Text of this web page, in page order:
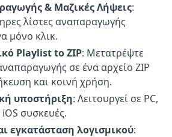
& Μαζικές Λήψεις:
λίστες αναπαραγωγής
μόνο κλικ.
Playlist to ZIP: Μετατρέψτε
σε ένα αρχείο ZIP
και κοινή χρήση.
υποστήριξη: Λειτουργεί σε PC,
συσκευές.
εγκατάσταση λογισμικού: